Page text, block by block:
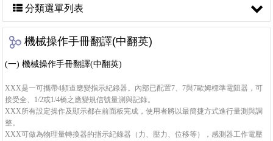
分類選單列表
機械操作手冊翻譯(中翻英)
(一) 機械操作手冊翻譯(中翻英)
XXX是一可攜帶4頻道應變指示紀錄器。內部已配置7、7與7歐姆標準電阻器，可
接受全、1/2或1/4橋之應變規信號量測與記錄。
XXX所有設定操作及顯示都在前面板完成，使用者將以最簡捷方式進行量測與調
整。
XXX可做為物理量轉換器的指示紀錄器（力、壓力、位移等），感測器工作電壓